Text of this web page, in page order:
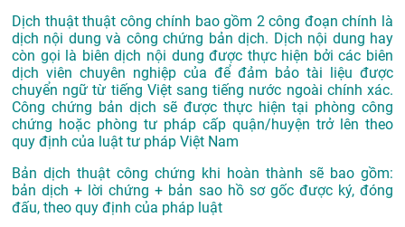
Dịch thuật thuật công chính bao gồm 2 công đoạn chính là
dịch nội dung và công chứng bản dịch. Dịch nội dung hay
còn gọi là biên dịch nội dung được thực hiện bởi các biên
dịch viên chuyên nghiệp của để đảm bảo tài liệu được
chuyển ngữ từ tiếng Việt sang tiếng nước ngoài chính xác.
Công chứng bản dịch sẽ được thực hiện tại phòng công
chứng hoặc phòng tư pháp cấp quận/huyện trở lên theo
quy định của luật tư pháp Việt Nam
Bản dịch thuật công chứng khi hoàn thành sẽ bao gồm:
bản dịch + lời chứng + bản sao hồ sơ gốc được ký, đóng
đấu, theo quy định của pháp luật